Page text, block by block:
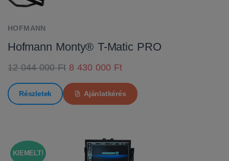
HOFMANN
Hofmann Monty® T-Matic PRO
12 044 000 Ft 8 430 000 Ft
Részletek Ajánlatkérés
KIEMELT!